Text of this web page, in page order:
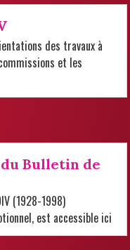
des travaux à
et les
Bulletin de
(1928-1998)
est accessible ici